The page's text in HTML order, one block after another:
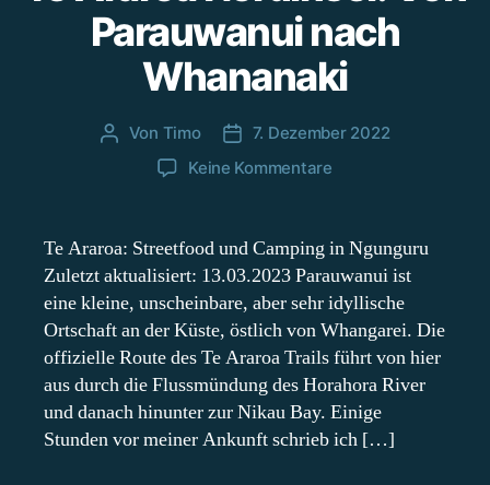
Parauwanui nach
Whananaki
Beitragsautor
Von Timo Beitragsdatum
7. Dezember 2022
Keine Kommentarezu
Nordinsel:
Parauwanui
nach
Whananaki
Te Araroa: Streetfood und Camping in Ngunguru
Zuletzt aktualisiert: 13.03.2023 Parauwanui ist
eine kleine, unscheinbare, aber sehr idyllische
Ortschaft an der Küste, östlich von Whangarei. Die
offizielle Route des Te Araroa Trails führt von hier
aus durch die Flussmündung des Horahora River
und danach hinunter zur Nikau Bay. Einige
Stunden vor meiner Ankunft schrieb ich […]